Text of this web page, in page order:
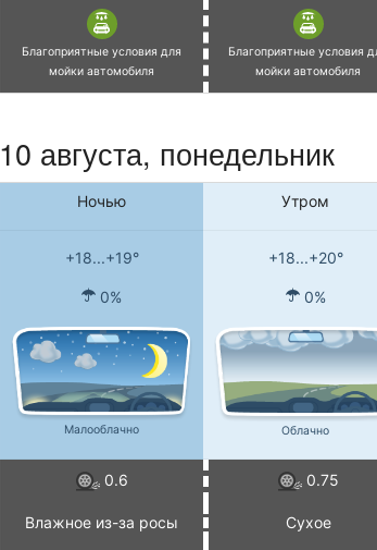
Благоприятные условия для
мойки автомобиля
Благоприятные условия
мойки автомобиля
10 августа, понедельник
Ночью Утром
+18...+19° +18...+20°
0% 0%
Малооблачно Облачно
0.6 0.75
Влажное из-за росы Сухое